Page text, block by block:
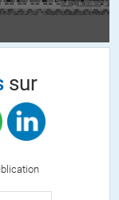
les entreprises
la reprise est là ».
que les entreprises
sur